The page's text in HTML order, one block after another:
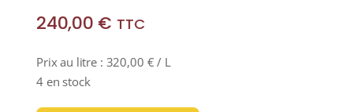
240,00 € TTC
Prix au litre : 320,00 € / L
4 en stock